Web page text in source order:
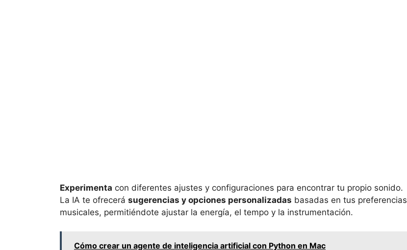
Experimenta con diferentes ajustes y configuraciones para encontrar tu propio sonido.
La IA te ofrecerá sugerencias y opciones personalizadas basadas en tus preferencias
musicales, permitiéndote ajustar la energía, el tempo y la instrumentación.
Cómo crear un agente de inteligencia artificial con Python en Mac